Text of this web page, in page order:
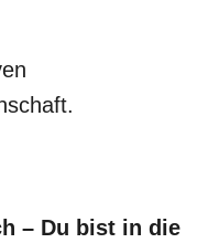
– Du bist in die